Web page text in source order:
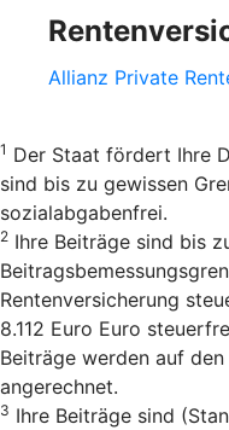
Allianz Private
1 Der Staat fördert Ihre
sind bis zu gewissen
sozialabgabenfrei.
2 Ihre Beiträge sind bis
Rentenversicherung
8.112 Euro Euro
Beiträge werden auf
angerechnet.
3 Ihre Beiträge sind